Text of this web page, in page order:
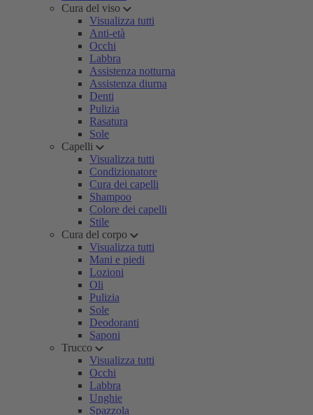
Cura del viso
Visualizza tutti
Anti-età
Occhi
Labbra
Assistenza notturna
Assistenza diurna
Denti
Pulizia
Rasatura
Sole
Capelli
Visualizza tutti
Condizionatore
Cura dei capelli
Shampoo
Colore dei capelli
Stile
Cura del corpo
Visualizza tutti
Mani e piedi
Lozioni
Oli
Pulizia
Sole
Deodoranti
Saponi
Trucco
Visualizza tutti
Occhi
Labbra
Unghie
Spazzola